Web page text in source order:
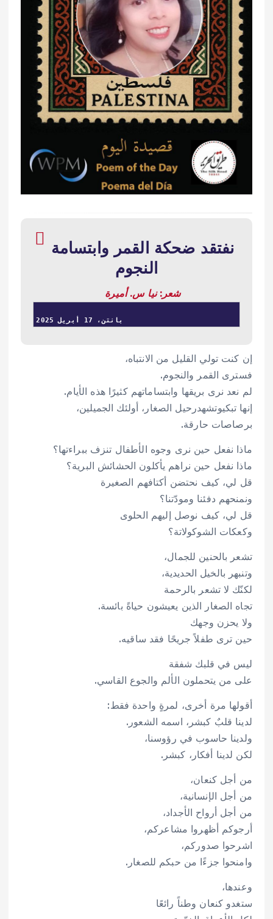
نفتقد ضحكة القمر وابتسامة
النجوم
شعر: نيا س. أميرة
بانتن، 17 أبريل 2025
إن كنت تولي القليل من الانتباه،
فسترى القمر والنجوم.
لم نعد نرى بريقها وابتساماتهم كثيرًا هذه الأيام.
إنها تبكيوتشهدرحيل الصغار، أولئك الجميلين،
برصاصات حارقة.
ماذا نفعل حين نرى وجوه الأطفال تنزف ببراءتها؟
ماذا نفعل حين نراهم يأكلون الحشائش البرية؟
قل لي، كيف نحتضن أكتافهم الصغيرة
ونمنحهم دفئنا ومودّتنا؟
قل لي، كيف نوصل إليهم الحلوى
وكعكات الشوكولاتة؟
تشعر بالحنين للجمال،
وتنبهر بالخيل الحديدية،
لكنّك لا تشعر بالرحمة
تجاه الصغار الذين يعيشون حياةً بائسة.
ولا يحزن وجهك
حين ترى طفلاً جريحًا فقد ساقيه.
ليس في قلبك شفقة
على من يتحملون الألم والجوع القاسي.
أقولها مرة أخرى، لمرةٍ واحدة فقط:
لدينا قلبٌ كبشر، اسمه الشعور.
ولدينا حاسوب في رؤوسنا،
لكن لدينا أفكار، كبشر.
من أجل كنعان،
من أجل الإنسانية،
من أجل أرواح الأجداد،
أرجوكم أظهروا مشاعركم،
اشرحوا صدوركم،
وامنحوا جزءًا من حبكم للصغار.
وعندها،
ستغدو كنعان وطناً رائعًا